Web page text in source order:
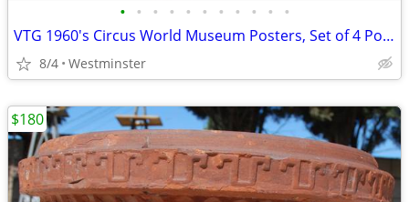
• • • • • • • • • • •
VTG 1960's Circus World Museum Posters, Set of 4 Posters New Old Stock
8/4 Westminster
$180